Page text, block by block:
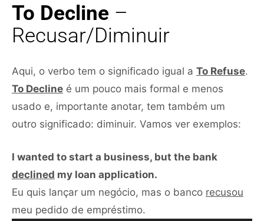
To Decline –
Recusar/Diminuir
Aqui, o verbo tem o significado igual a To Refuse.
To Decline é um pouco mais formal e menos
usado e, importante anotar, tem também um
outro significado: diminuir. Vamos ver exemplos:
I wanted to start a business, but the bank
declined my loan application.
Eu quis lançar um negócio, mas o banco recusou
meu pedido de empréstimo.